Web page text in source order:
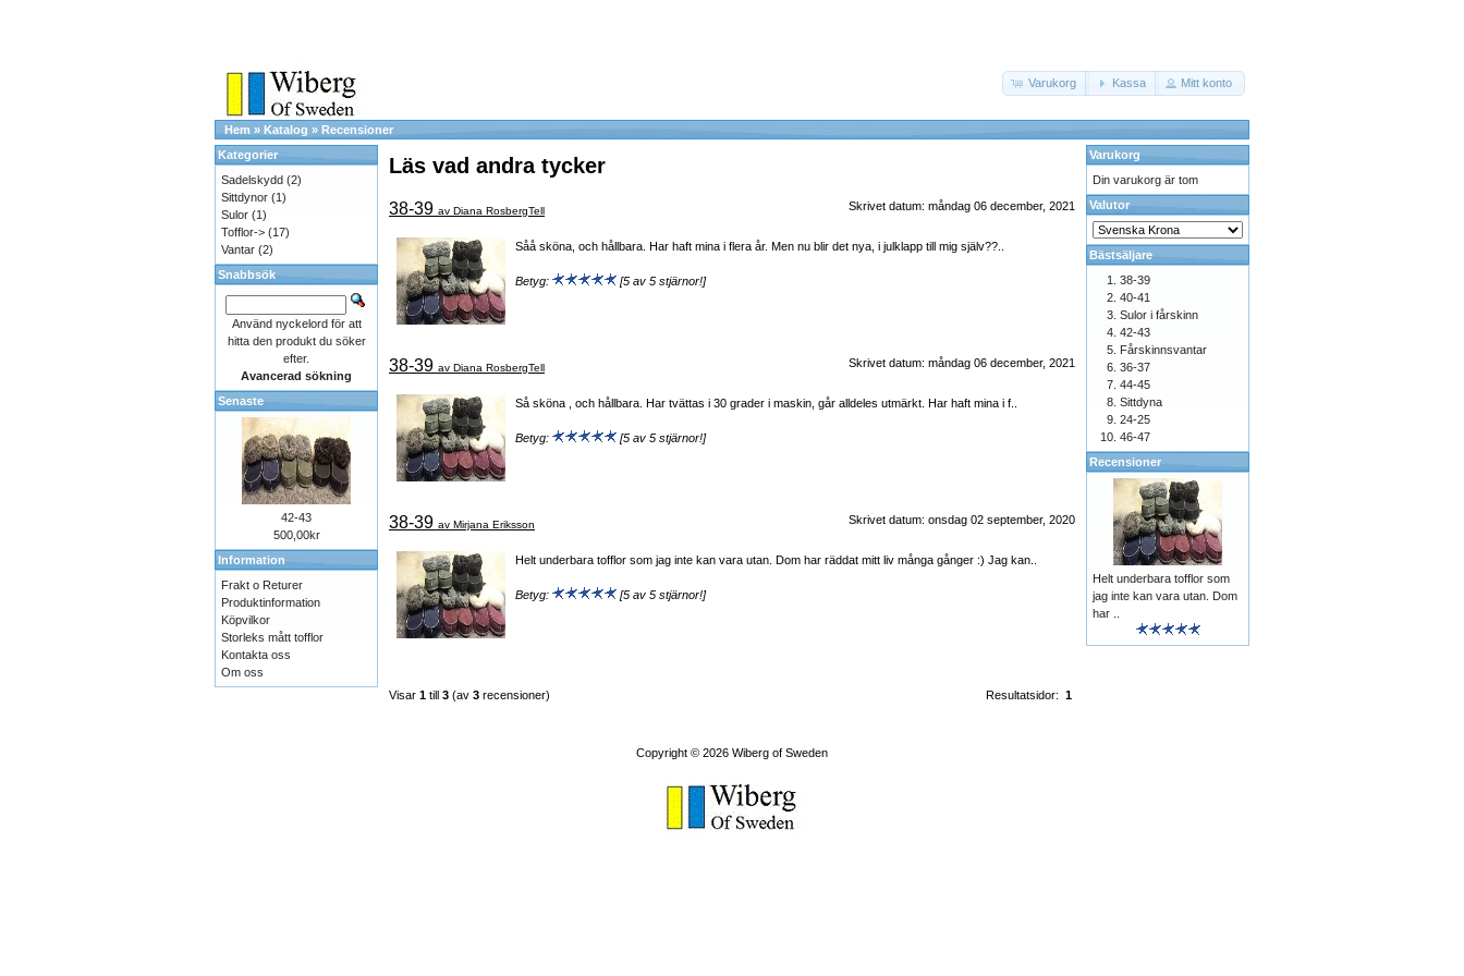
Varukorg Kassa Mitt konto
Hem » Katalog » Recensioner
Läs vad andra tycker
Skrivet datum: måndag 06 december, 2021
38-39 av Diana RosbergTell
Såå sköna, och hållbara. Har haft mina i flera år. Men nu blir det nya, i julklapp till mig själv??..
Betyg: [5 av 5 stjärnor!]
Skrivet datum: måndag 06 december, 2021
38-39 av Diana RosbergTell
Så sköna , och hållbara. Har tvättas i 30 grader i maskin, går alldeles utmärkt. Har haft mina i f..
Betyg: [5 av 5 stjärnor!]
Skrivet datum: onsdag 02 september, 2020
38-39 av Mirjana Eriksson
Helt underbara tofflor som jag inte kan vara utan. Dom har räddat mitt liv många gånger :) Jag kan..
Betyg: [5 av 5 stjärnor!]
Resultatsidor: 1
Visar 1 till 3 (av 3 recensioner)
Kategorier
Sadelskydd (2)
Sittdynor (1)
Sulor (1)
Tofflor-> (17)
Vantar (2)
Snabbsök
Använd nyckelord för att
hitta den produkt du söker
efter.
Avancerad sökning
Senaste
42-43
500,00kr
Information
Frakt o Returer
Produktinformation
Köpvilkor
Storleks mått tofflor
Kontakta oss
Om oss
Varukorg
Din varukorg är tom
Valutor
Bästsäljare
38-39
40-41
Sulor i fårskinn
42-43
Fårskinnsvantar
36-37
44-45
Sittdyna
24-25
46-47
Recensioner
Helt underbara tofflor som
jag inte kan vara utan. Dom
har ..
Copyright © 2026 Wiberg of Sweden